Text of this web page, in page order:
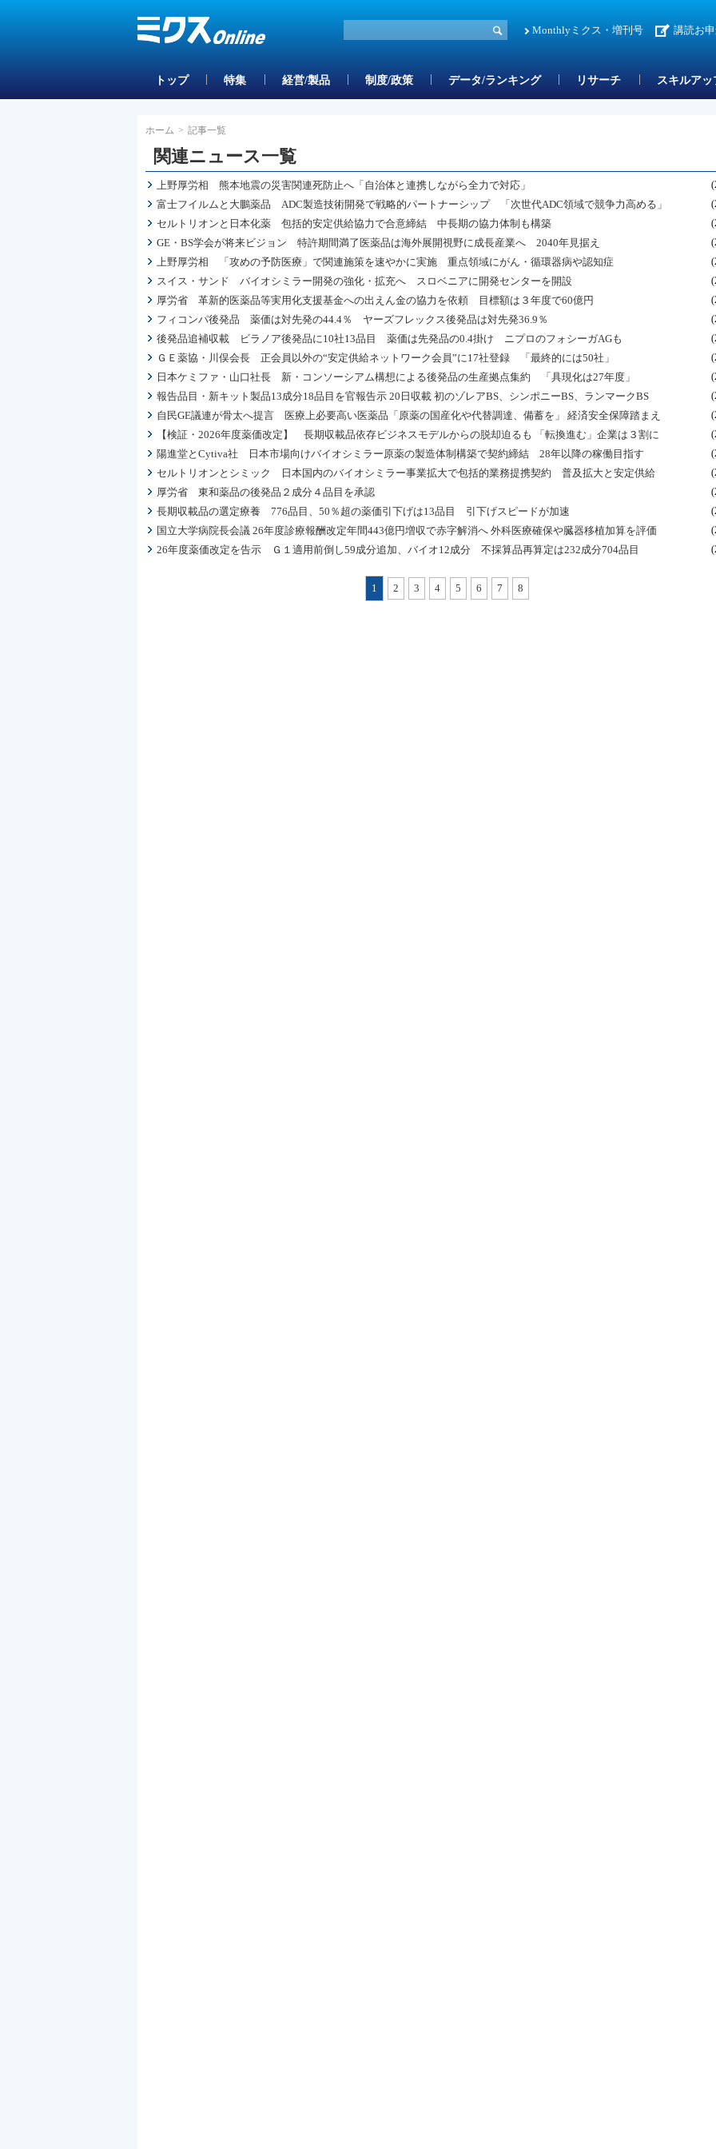
Monthlyミクス・増刊号 講読お
トップ 特集 経営/製品 制度/政策 データ/ランキング リサーチ スキルア
ホーム > 記事一覧
関連ニュース一覧
上野厚労相 熊本地震の災害関連死防止へ「自治体と連携しながら全力で対応」
富士フイルムと大鵬薬品 ADC製造技術開発で戦略的パートナーシップ 「次世代ADC領域で競争力高める」
セルトリオンと日本化薬 包括的安定供給協力で合意締結 中長期の協力体制も構築
GE・BS学会が将来ビジョン 特許期間満了医薬品は海外展開視野に成長産業へ 2040年見据え
上野厚労相 「攻めの予防医療」で関連施策を速やかに実施 重点領域にがん・循環器病や認知症
スイス・サンド バイオシミラー開発の強化・拡充へ スロベニアに開発センターを開設
厚労省 革新的医薬品等実用化支援基金への出えん金の協力を依頼 目標額は３年度で60億円
フィコンパ後発品 薬価は対先発の44.4％ ヤーズフレックス後発品は対先発36.9％
後発品追補収載 ビラノア後発品に10社13品目 薬価は先発品の0.4掛け ニプロのフォシーガAGも
ＧＥ薬協・川俣会長 正会員以外の“安定供給ネットワーク会員”に17社登録 「最終的には50社」
日本ケミファ・山口社長 新・コンソーシアム構想による後発品の生産拠点集約 「具現化は27年度」
報告品目・新キット製品13成分18品目を官報告示 20日収載 初のゾレアBS、シンポニーBS、ランマークBS
自民GE議連が骨太へ提言 医療上必要高い医薬品「原薬の国産化や代替調達、備蓄を」 経済安全保障踏まえ
【検証・2026年度薬価改定】 長期収載品依存ビジネスモデルからの脱却迫るも 「転換進む」企業は３割に
陽進堂とCytiva社 日本市場向けバイオシミラー原薬の製造体制構築で契約締結 28年以降の稼働目指す
セルトリオンとシミック 日本国内のバイオシミラー事業拡大で包括的業務提携契約 普及拡大と安定供給
厚労省 東和薬品の後発品２成分４品目を承認
長期収載品の選定療養 776品目、50％超の薬価引下げは13品目 引下げスピードが加速
国立大学病院長会議 26年度診療報酬改定年間443億円増収で赤字解消へ 外科医療確保や臓器移植加算を評価
26年度薬価改定を告示 Ｇ１適用前倒し59成分追加、バイオ12成分 不採算品再算定は232成分704品目
1 2 3 4 5 6 7 8